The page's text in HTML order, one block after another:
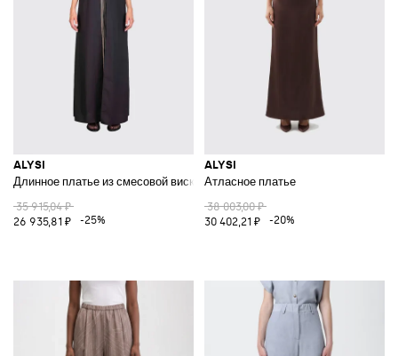
ALYSI
Длинное платье из смесовой вискозы и шелка
35 915,04 ₽
26 935,81 ₽
-25%
ALYSI
Атласное платье
38 003,00 ₽
30 402,21 ₽
-20%